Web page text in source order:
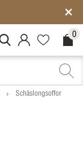
MitIlva.Login 0
Schäslongsoffor